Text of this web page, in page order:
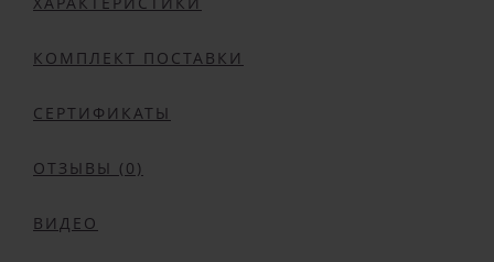
КОМПЛЕКТ ПОСТАВКИ
СЕРТИФИКАТЫ
ОТЗЫВЫ (0)
ВИДЕО